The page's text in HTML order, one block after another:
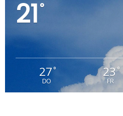
21 °
27°
DO
23°
FR